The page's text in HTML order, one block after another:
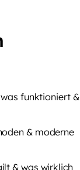
funktioniert &
& moderne
& was wirklich